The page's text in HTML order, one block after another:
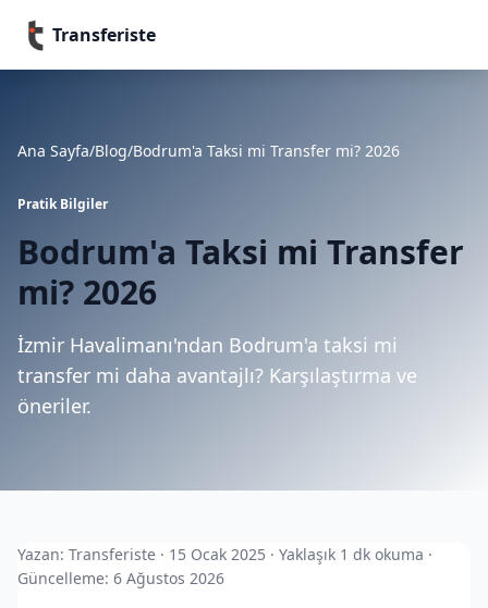
Transferiste
Ana Sayfa/Blog/Bodrum'a Taksi mi Transfer mi? 2026
Pratik Bilgiler
Bodrum'a Taksi mi Transfer
mi? 2026
İzmir Havalimanı'ndan Bodrum'a taksi mi
transfer mi daha avantajlı? Karşılaştırma ve
öneriler.
Yazan: Transferiste · 15 Ocak 2025 · Yaklaşık 1 dk okuma ·
Güncelleme: 6 Ağustos 2026